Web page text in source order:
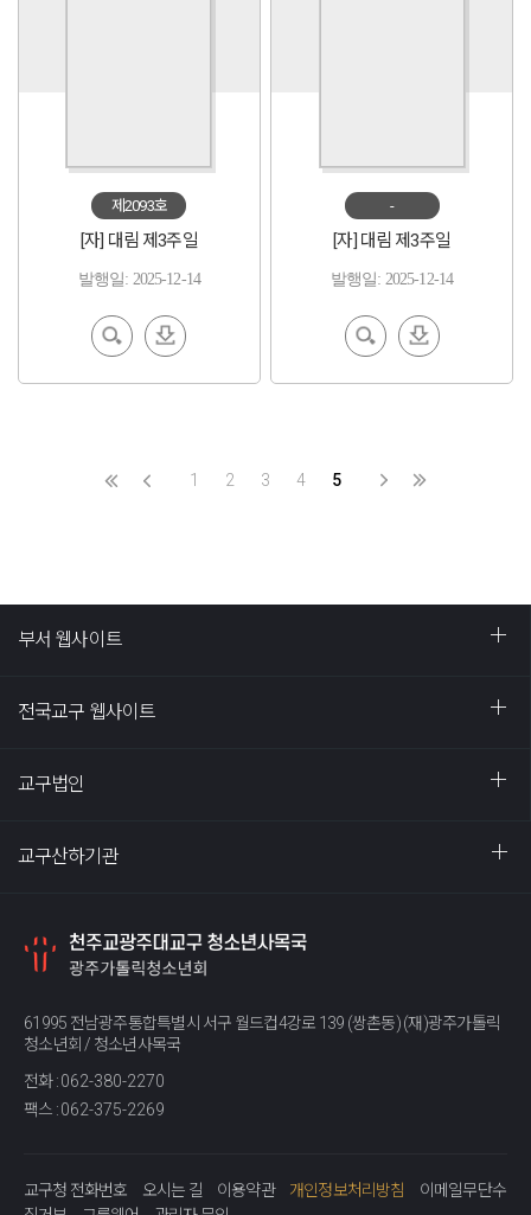
제2093호
[자] 대림 제3주일
발행일: 2025-12-14
EBoo
k 보기
다운
로드
-
[자] 대림 제3주일
발행일: 2025-12-14
EBoo
k 보기
다운
로드
1 2 3 4 5
부서 웹사이트
전국교구 웹사이트
교구법인
교구산하기관
61995 전남광주통합특별시 서구 월드컵4강로 139 (쌍촌동) (재)광주가톨릭
청소년회 / 청소년사목국
전화 :062-380-2270
팩스 :062-375-2269
교구청 전화번호 오시는 길 이용약관 개인정보처리방침
이메일무단수